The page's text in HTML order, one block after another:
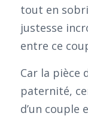
tout en
justesse
entre ce
Car la pièce
paternité,
d’un couple